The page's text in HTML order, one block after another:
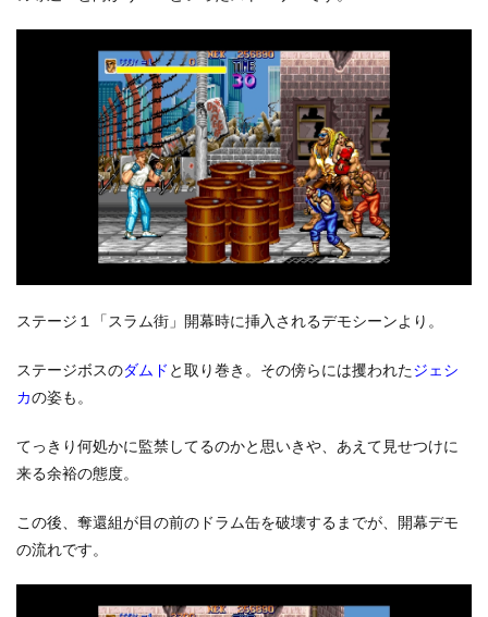
ステージ１「スラム街」開幕時に挿入されるデモシーンより。
ステージボスのダムド と取り巻き。その傍らには攫われたジェシ
カの姿も。
てっきり何処かに監禁してるのかと思いきや、あえて見せつけに
来る余裕の態度。
この後、奪還組が目の前のドラム缶を破壊するまでが、開幕デモ
の流れです。